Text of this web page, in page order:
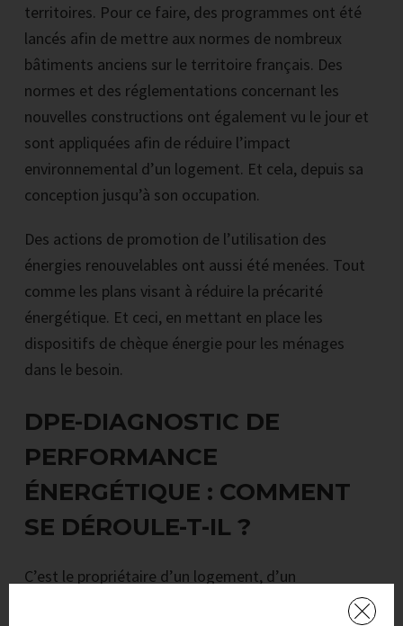
territoires. Pour ce faire, des programmes ont été
lancés afin de mettre aux normes de nombreux
bâtiments anciens sur le territoire français. Des
normes et des réglementations concernant les
nouvelles constructions ont également vu le jour et
sont appliquées afin de réduire l’impact
environnemental d’un logement. Et cela, depuis sa
conception jusqu’à son occupation.
Des actions de promotion de l’utilisation des
énergies renouvelables ont aussi été menées. Tout
comme les plans visant à réduire la précarité
énergétique. Et ceci, en mettant en place les
dispositifs de chèque énergie pour les ménages
dans le besoin.
DPE-DIAGNOSTIC DE
PERFORMANCE
ÉNERGÉTIQUE : COMMENT
SE DÉROULE-T-IL ?
C’est le propriétaire d’un logement, d’un